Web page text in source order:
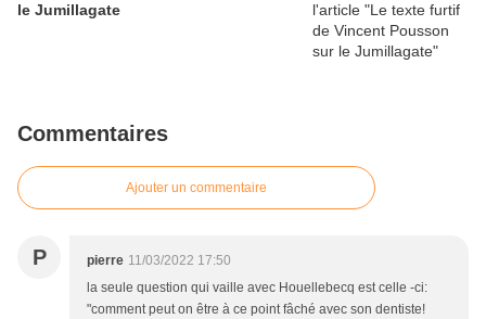
le Jumillagate
Commentaires
Ajouter un commentaire
P pierre 11/03/2022 17:50
la seule question qui vaille avec Houellebecq est celle -ci:
"comment peut on être à ce point fâché avec son dentiste!